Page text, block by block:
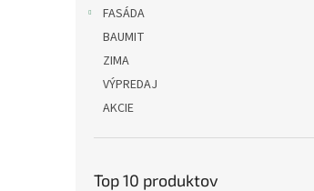
FASÁDA
BAUMIT
ZIMA
VÝPREDAJ
AKCIE
Top 10 produktov